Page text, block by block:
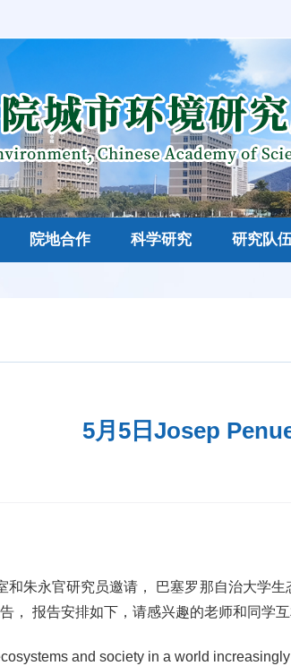
院地合作 科学研究 研究队
5月5日Josep
朱永官研究员邀请， 巴塞罗那自治大学
， 报告安排如下，请感兴趣的老师和同学
and society in a world